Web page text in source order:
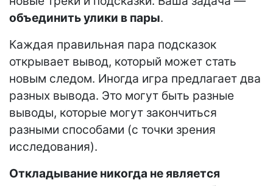
объединить улики в пары.
Каждая правильная пара подсказок
открывает вывод, который может стать
новым следом. Иногда игра предлагает два
разных вывода. Это могут быть разные
выводы, которые могут закончиться
разными способами (с точки зрения
исследования).
Откладывание никогда не является